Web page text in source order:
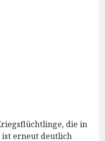
die in
ist erneut deutlich